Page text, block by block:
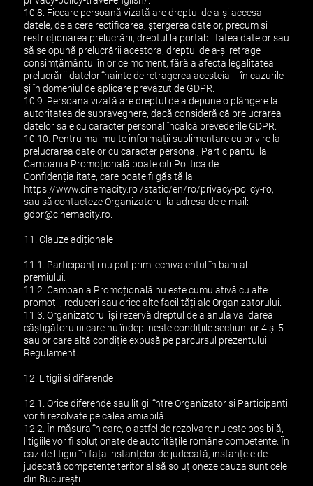
10.8. Fiecare persoană vizată are dreptul de a-și accesa
datele, de a cere rectificarea, ștergerea datelor, precum și
restricționarea prelucrării, dreptul la portabilitatea datelor sau
să se opună prelucrării acestora, dreptul de a-și retrage
consimțământul în orice moment, fără a afecta legalitatea
prelucrării datelor înainte de retragerea acesteia – în cazurile
și în domeniul de aplicare prevăzut de GDPR.
10.9. Persoana vizată are dreptul de a depune o plângere la
autoritatea de supraveghere, dacă consideră că prelucrarea
datelor sale cu caracter personal încalcă prevederile GDPR.
10.10. Pentru mai multe informații suplimentare cu privire la
prelucrarea datelor cu caracter personal, Participantul la
Campania Promoțională poate citi Politica de
Confidențialitate, care poate fi găsită la
https://www.cinemacity.ro /static/en/ro/privacy-policy-ro,
sau să contacteze Organizatorul la adresa de e-mail:
gdpr@cinemacity.ro
11. Clauze adiționale
11.1. Participanții nu pot primi echivalentul în bani al
premiului.
11.2. Campania Promoțională nu este cumulativă cu alte
promoții, reduceri sau orice alte facilități ale Organizatorului.
11.3. Organizatorul își rezervă dreptul de a anula validarea
câștigătorului care nu îndeplinește condițiile secțiunilor 4 și 5
sau oricare altă condiție expusă pe parcursul prezentului
Regulament.
12. Litigii și diferende
12.1. Orice diferende sau litigii între Organizator și Participanți
vor fi rezolvate pe calea amiabilă.
12.2. În măsura în care, o astfel de rezolvare nu este posibilă,
litigiile vor fi soluționate de autoritățile române competente. În
caz de litigiu în fața instanțelor de judecată, instanțele de
judecată competente teritorial să soluționeze cauza sunt cele
din București.